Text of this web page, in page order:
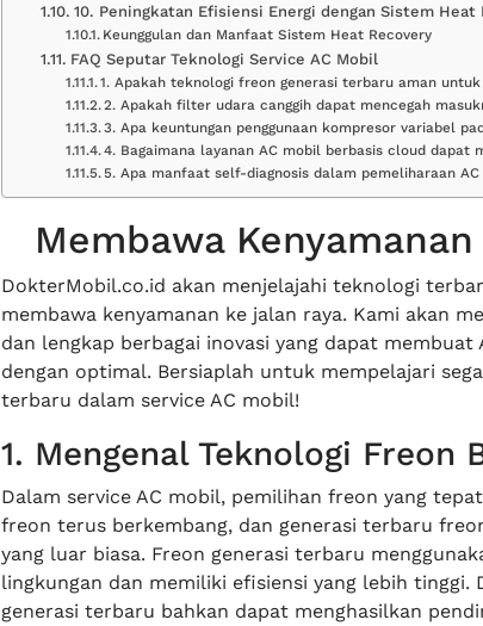
10. Peningkatan Efisiensi Energi dengan Sistem Heat
Keunggulan dan Manfaat Sistem Heat Recovery
FAQ Seputar Teknologi Service AC Mobil
1. Apakah teknologi freon generasi terbaru aman untuk
2. Apakah filter udara canggih dapat mencegah
3. Apa keuntungan penggunaan kompresor variabel
4. Bagaimana layanan AC mobil berbasis cloud dapat
5. Apa manfaat self-diagnosis dalam pemeliharaan AC
Membawa
DokterMobil.co.id akan menjelajahi teknologi
membawa kenyamanan ke jalan raya. Kami akan
dan lengkap berbagai inovasi yang dapat membuat
dengan optimal. Bersiaplah untuk mempelajari
terbaru dalam service AC mobil!
1. Mengenal Teknologi Freon
Dalam service AC mobil, pemilihan freon yang
freon terus berkembang, dan generasi terbaru
yang luar biasa. Freon generasi terbaru
lingkungan dan memiliki efisiensi yang lebih tinggi.
generasi terbaru bahkan dapat menghasilkan